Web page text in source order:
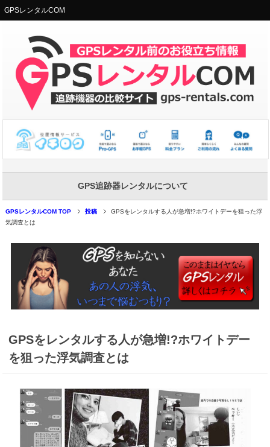
GPSレンタルCOM
GPS追跡器レンタルについて
GPSレンタルCOM TOP 投稿
GPSをレンタルする人が急増!?ホワイトデーを狙った浮
気調査とは
GPSをレンタルする人が急増!?ホワイトデー
を狙った浮気調査とは